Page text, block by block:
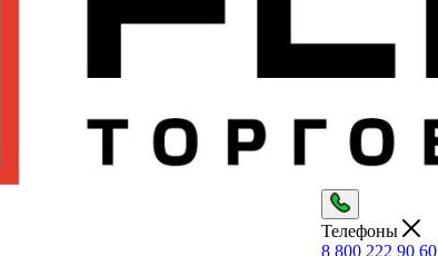
Телефоны
8 800 222 90 60